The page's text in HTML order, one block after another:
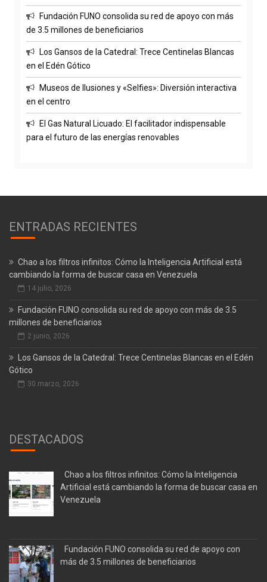
Fundación FUNO consolida su red de apoyo con más
de 3.5 millones de beneficiarios
Los Gansos de la Catedral: Trece Centinelas Blancas
en el Edén Gótico
Museos de Ilusiones y «Selfies»: Diversión interactiva
en el centro
El Gas Natural Licuado: El facilitador indispensable
para el futuro de las energías renovables
ENTRADAS RECIENTES
Chao a los filtros infinitos: Cómo la Inteligencia Artificial está
cambiando la forma de buscar casa en Venezuela
14 julio, 2026
Fundación FUNO consolida su red de apoyo con más de 3.5
millones de beneficiarios
2 junio, 2026
Los Gansos de la Catedral: Trece Centinelas Blancas en el Edén
Gótico
30 marzo, 2026
DESTACADOS
Chao a los filtros infinitos: Cómo la Inteligencia
Artificial está cambiando la forma de buscar casa en
Venezuela
Fundación FUNO consolida su red de apoyo con
más de 3.5 millones de beneficiarios